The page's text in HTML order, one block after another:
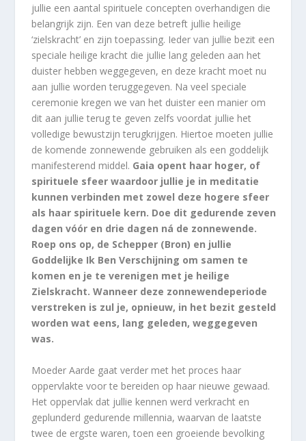
jullie een aantal spirituele concepten overhandigen die
belangrijk zijn. Een van deze betreft jullie heilige
‘zielskracht’ en zijn toepassing. Ieder van jullie bezit een
speciale heilige kracht die jullie lang geleden aan het
duister hebben weggegeven, en deze kracht moet nu
aan jullie worden teruggegeven. Na veel speciale
ceremonie kregen we van het duister een manier om
dit aan jullie terug te geven zelfs voordat jullie het
volledige bewustzijn terugkrijgen. Hiertoe moeten jullie
de komende zonnewende gebruiken als een goddelijk
manifesterend middel. Gaia opent haar hoger, of
spirituele sfeer waardoor jullie je in meditatie
kunnen verbinden met zowel deze hogere sfeer
als haar spirituele kern. Doe dit gedurende zeven
dagen vóór en drie dagen ná de zonnewende.
Roep ons op, de Schepper (Bron) en jullie
Goddelijke Ik Ben Verschijning om samen te
komen en je te verenigen met je heilige
Zielskracht. Wanneer deze zonnewendeperiode
verstreken is zul je, opnieuw, in het bezit gesteld
worden wat eens, lang geleden, weggegeven
was.
Moeder Aarde gaat verder met het proces haar
oppervlakte voor te bereiden op haar nieuwe gewaad.
Het oppervlak dat jullie kennen werd verkracht en
geplunderd gedurende millennia, waarvan de laatste
twee de ergste waren, toen een groeiende bevolking